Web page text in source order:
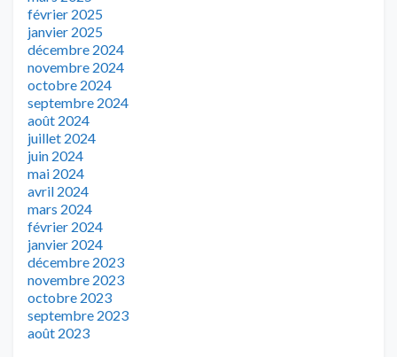
février 2025
janvier 2025
décembre 2024
novembre 2024
octobre 2024
septembre 2024
août 2024
juillet 2024
juin 2024
mai 2024
avril 2024
mars 2024
février 2024
janvier 2024
décembre 2023
novembre 2023
octobre 2023
septembre 2023
août 2023